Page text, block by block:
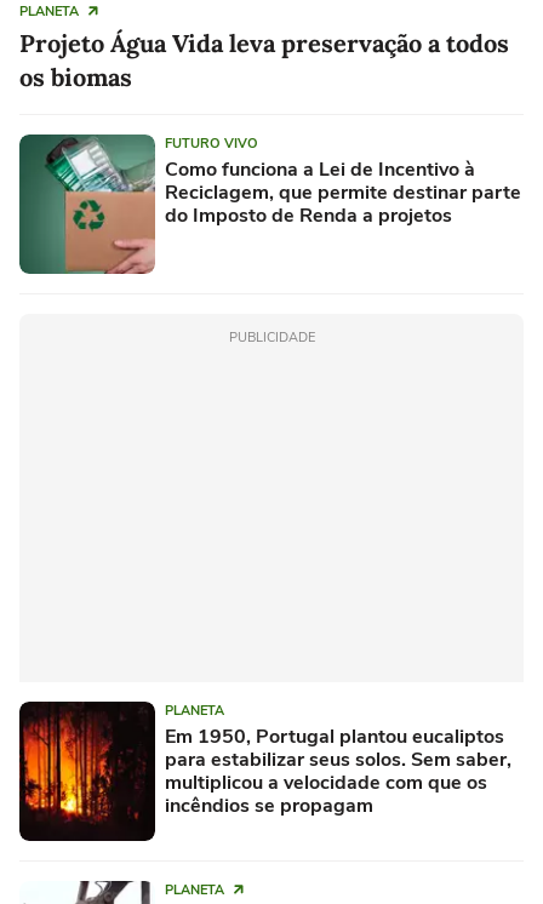
PLANETA
Projeto Água Vida leva preservação a todos
os biomas
FUTURO VIVO
Como funciona a Lei de Incentivo à
Reciclagem, que permite destinar parte
do Imposto de Renda a projetos
PUBLICIDADE
PLANETA
Em 1950, Portugal plantou eucaliptos
para estabilizar seus solos. Sem saber,
multiplicou a velocidade com que os
incêndios se propagam
PLANETA